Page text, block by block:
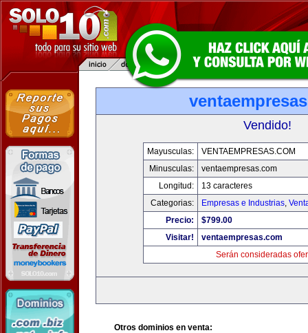
Vendido!
Mayusculas:
VENTAEMPRESAS.COM
Minusculas:
ventaempresas.com
Longitud:
13 caracteres
Categorias:
Empresas e Industrias,
Precio:
$799.00
Visitar!
ventaempresas.com
Serán consideradas
Otros dominios en venta: